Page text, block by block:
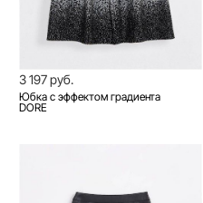
3 197 руб.
Юбка с эффектом градиента
DORE